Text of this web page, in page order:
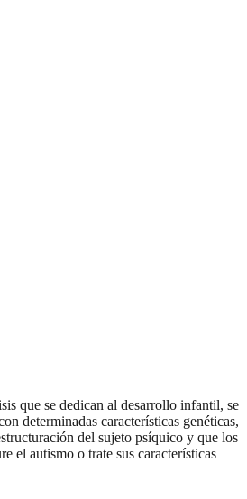
que se dedican al desarrollo infantil, se
determinadas características genéticas,
del sujeto psíquico y que los
el autismo o trate sus características